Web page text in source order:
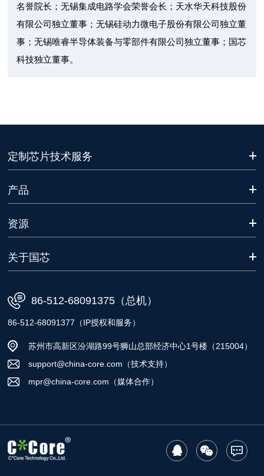
名誉院长；无锡集成电路学会荣誉会长；天水华天科技股份
有限公司独立董事；无锡硅动力微电子股份有限公司独立董
事；无锡唯睿半导体装备与零部件有限公司独立董事；国芯
科技独立董事。
定制芯片技术服务
产品
资源
关于国芯
86-512-68091375（总机）
86-512-68091377（IP授权和服务）
苏州市高新区汾湖路99号狮山总部经济中心1号楼（215004）
support@china-core.com（技术支持）
mpr@china-core.com（媒体合作）